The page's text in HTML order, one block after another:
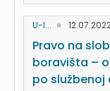
U-I...
Pravo na
boravišta –
po službenoj